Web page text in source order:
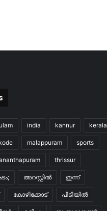
india kannur kerala
malappuram sports
thrissur
അറസ്റ്റിൽ ഇന്ന്
കോഴിക്കോട് പിടിയിൽ